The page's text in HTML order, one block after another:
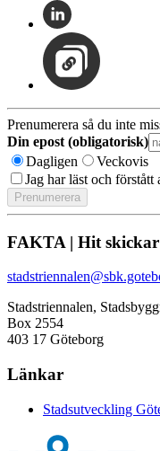
Prenumerera så du inte
Din epost (obligatorisk)
Dagligen
Veckovis
Jag har läst och
FAKTA | Hit
Stadstriennalen,
Box 2554
403 17 Göteborg
Länkar
Stadsutveckling